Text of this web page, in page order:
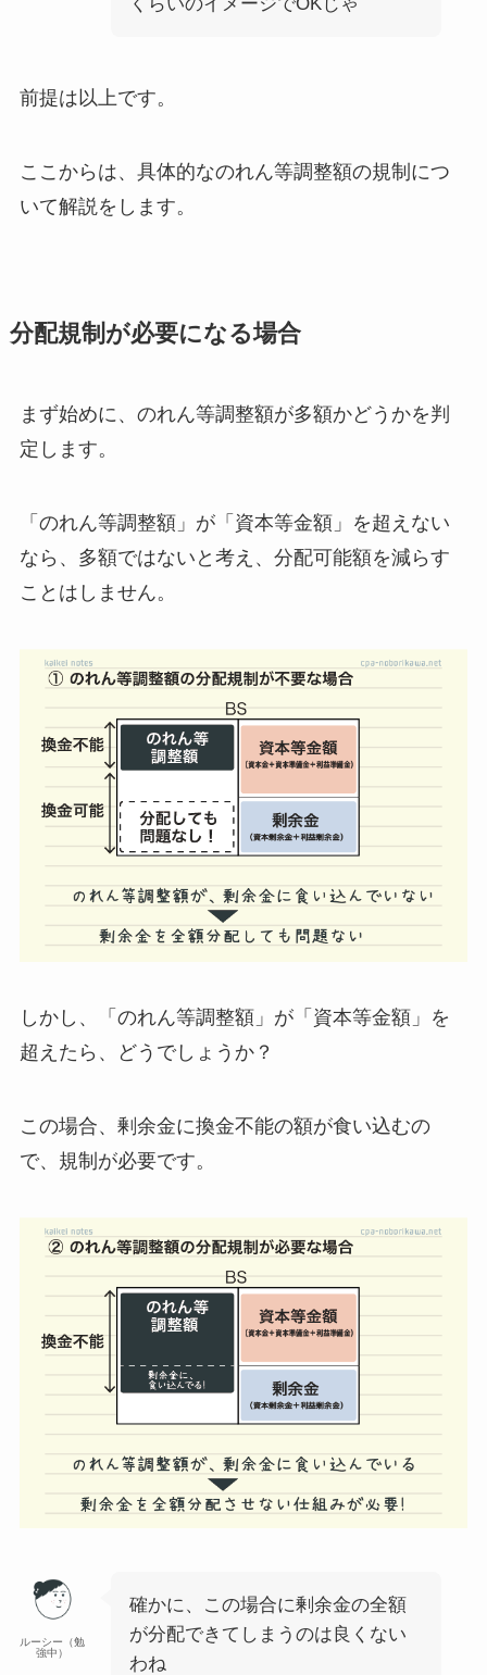
前提は以上です。
ここからは、具体的なのれん等調整額の規制につ
いて解説をします。
分配規制が必要になる場合
まず始めに、 のれん等調整額が多額かどうかを判
定 します。
「のれん等調整額」が「資本等金額」を超えない
なら、多額ではないと考え、分配可能額を減らす
ことはしません。
しかし、
「のれん等調整額」が「資本等金額」を
超えたら、どうでしょうか？
この場合、剰余金に換金不能の額が食い込むの
で、規制が必要です。
ルーシー（勉
強中）
確かに、この場合に剰余金の全額
が分配できてしまうのは良くない
わね